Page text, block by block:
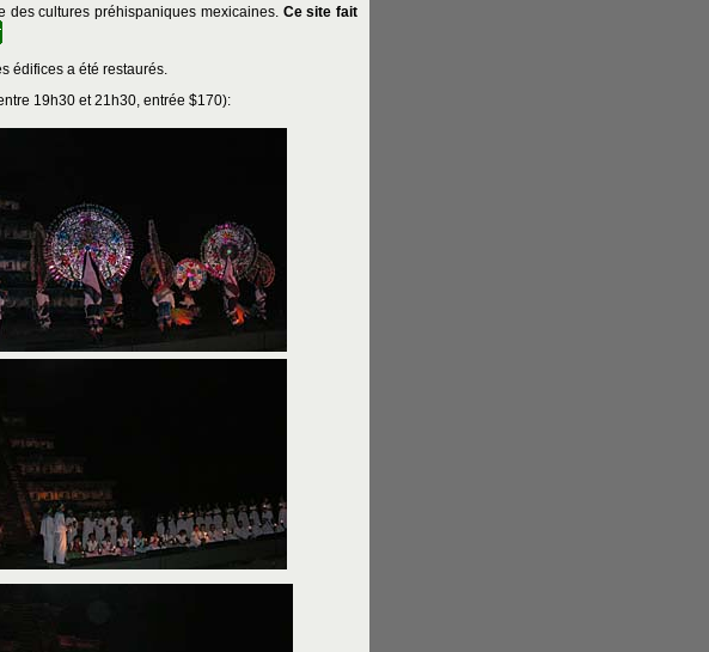
cultures préhispaniques mexicaines. Ce site fait
édifices a été restaurés.
19h30 et 21h30, entrée $170):